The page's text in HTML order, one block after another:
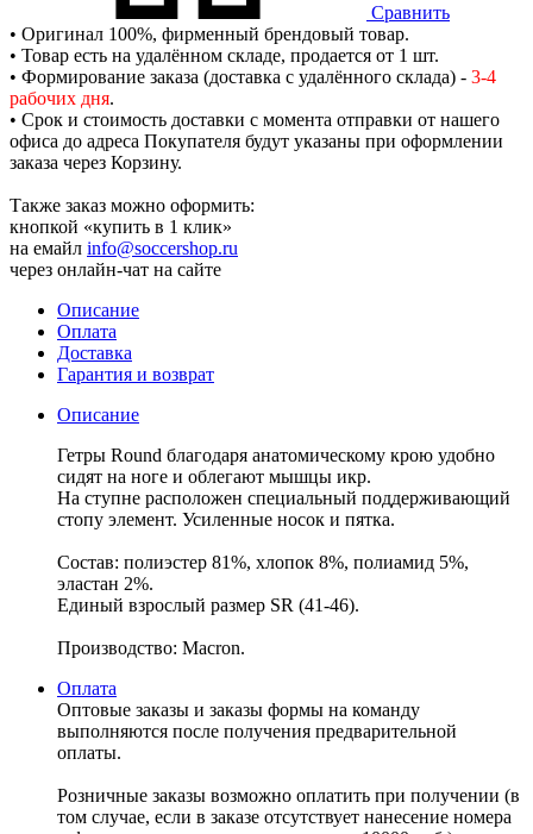
Сравнить
• Оригинал 100%, фирменный брендовый товар.
• Товар есть на удалённом складе, продается от 1 шт.
• Формирование заказа (доставка с удалённого склада) - 3-4
рабочих дня.
• Срок и стоимость доставки с момента отправки от нашего
офиса до адреса Покупателя будут указаны при оформлении
заказа через Корзину.
Также заказ можно оформить:
кнопкой «купить в 1 клик»
на емайл info@soccershop.ru
через онлайн-чат на сайте
Описание
Оплата
Доставка
Гарантия и возврат
Описание
Гетры Round благодаря анатомическому крою удобно
сидят на ноге и облегают мышцы икр.
На ступне расположен специальный поддерживающий
стопу элемент. Усиленные носок и пятка.
Состав: полиэстер 81%, хлопок 8%, полиамид 5%,
эластан 2%.
Единый взрослый размер SR (41-46).
Производство: Macron.
Оплата
Оптовые заказы и заказы формы на команду
выполняются после получения предварительной
оплаты.
Розничные заказы возможно оплатить при получении (в
том случае, если в заказе отсутствует нанесение номера